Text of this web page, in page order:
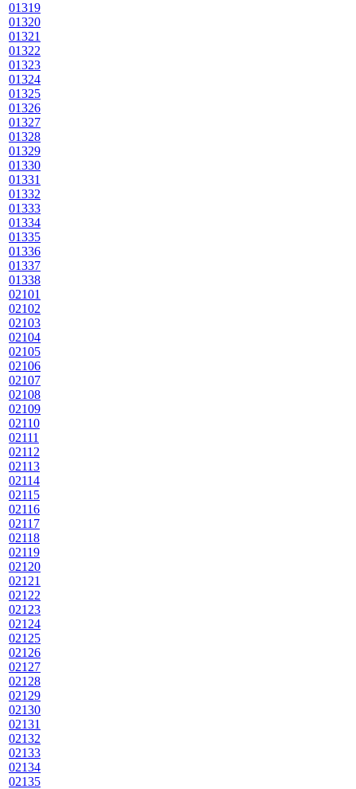
01319
01320
01321
01322
01323
01324
01325
01326
01327
01328
01329
01330
01331
01332
01333
01334
01335
01336
01337
01338
02101
02102
02103
02104
02105
02106
02107
02108
02109
02110
02111
02112
02113
02114
02115
02116
02117
02118
02119
02120
02121
02122
02123
02124
02125
02126
02127
02128
02129
02130
02131
02132
02133
02134
02135